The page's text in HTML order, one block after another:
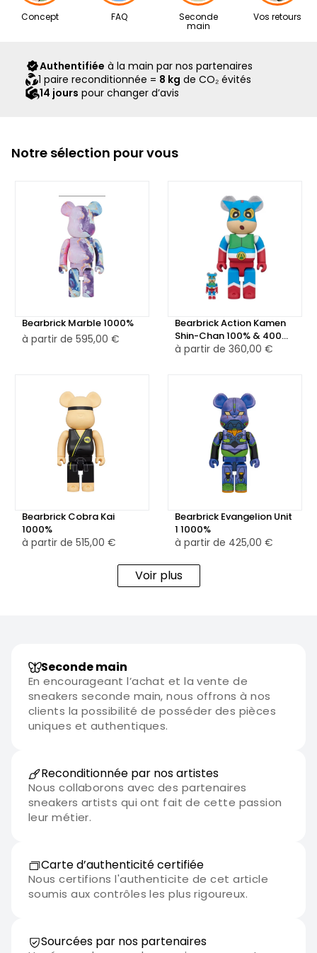
revendeurs partenaires, sélectionnés avec soin pour leur
scellé Second Step attestant qu’ils ont été contrôlés et
expédiés par notre équipe.
Concept FAQ Seconde
main
Vos retours
Authentifiée à la main par nos partenaires
1 paire reconditionnée = 8 kg de CO₂ évités
14 jours pour changer d’avis
Notre sélection pour vous
Bearbrick Marble 1000%
à partir de 595,00 €
Bearbrick Action Kamen
Shin-Chan 100% & 400%
Set
à partir de 360,00 €
Bearbrick Cobra Kai
1000%
à partir de 515,00 €
Bearbrick Evangelion Unit
1 1000%
à partir de 425,00 €
Voir plus
Seconde main
En encourageant l’achat et la vente de
sneakers seconde main, nous offrons à nos
clients la possibilité de posséder des pièces
uniques et authentiques.
Reconditionnée par nos artistes
Nous collaborons avec des partenaires
sneakers artists qui ont fait de cette passion
leur métier.
Carte d’authenticité certifiée
Nous certifions l'authenticite de cet article
soumis aux contrôles les plus rigoureux.
Sourcées par nos partenaires